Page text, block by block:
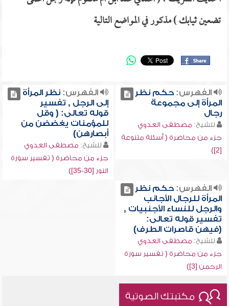
تضعين ثيابك ) مذكور في المواضع التالية
الفهرس:حكم نظر
المرأة إلى مجموعة
رجال
للشيخ: مصطفى العدوي
جزء من محاضرة ( أسئلة متنوعة
[2])
الفهرس:نظر المرأة
إلى الرجل , تفسير
قوله تعالى: ( وقل
للمؤمنات يغضضن من
أبصارهن)
للشيخ: مصطفى العدوي
جزء من محاضرة ( تفسير سورة
النور [30-35])
الفهرس:حكم نظر
المرأة للرجال الأجانب
والرجل للنساء الأجنبيات ,
تفسير قوله تعالى:
(فيهن قاصرات الطرف)
للشيخ: مصطفى العدوي
جزء من محاضرة ( تفسير سورة
الرحمن [3])
مكتبتك الصوتية